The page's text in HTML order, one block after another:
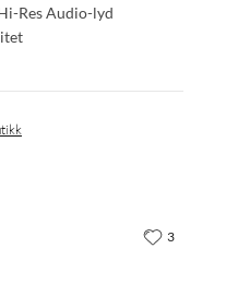
Res Audio-lyd
3